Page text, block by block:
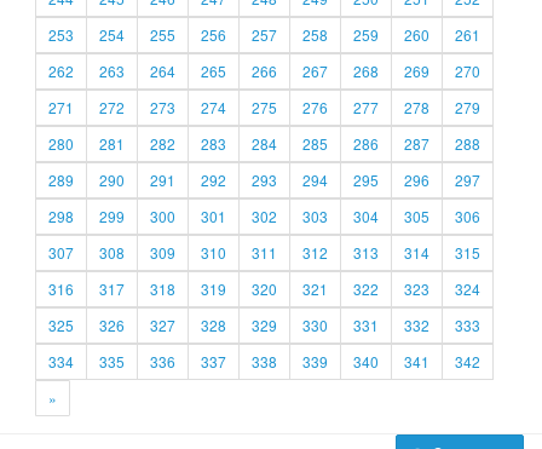
253
254 255 256 257 258 259 260
261
262
263 264 265 266 267 268 269
270
271
272 273 274 275 276 277 278
279
280
281 282 283 284 285 286 287
288
289
290 291 292 293 294 295 296
297
298
299 300 301 302 303 304 305
306
307
308 309 310 311 312 313 314
315
316
317 318 319 320 321 322 323
324
325
326 327 328 329 330 331 332
333
334
335 336 337 338 339 340 341
342
»